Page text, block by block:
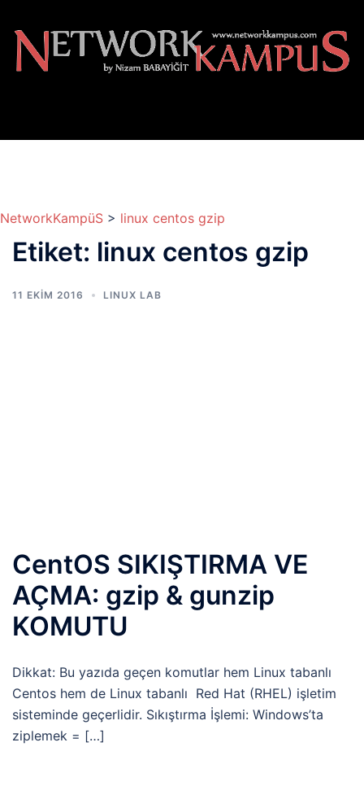
atla
NetworkKampüS > linux centos gzip
Etiket: linux centos gzip
11 EKIM 2016 LINUX LAB
CentOS SIKIŞTIRMA VE
AÇMA: gzip & gunzip
KOMUTU
Dikkat: Bu yazıda geçen komutlar hem Linux tabanlı
Centos hem de Linux tabanlı Red Hat (RHEL) işletim
sisteminde geçerlidir. Sıkıştırma İşlemi: Windows’ta
ziplemek = […]